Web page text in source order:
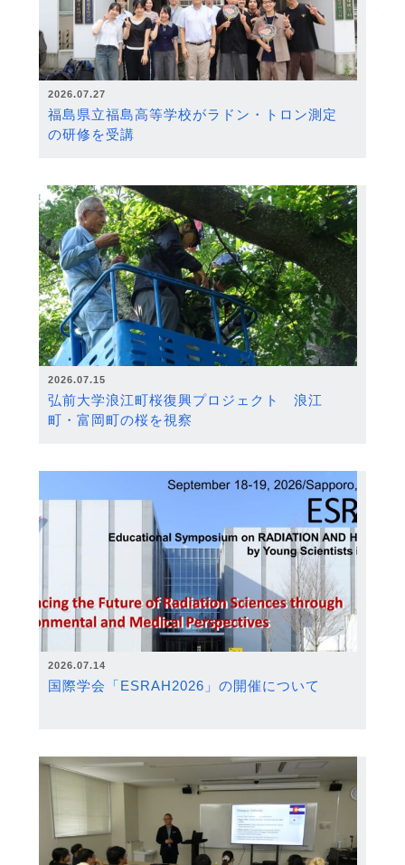
2026.07.27
福島県立福島高等学校がラドン・トロン測定
の研修を受講
2026.07.15
弘前大学浪江町桜復興プロジェクト 浪江
町・富岡町の桜を視察
2026.07.14
国際学会「ESRAH2026」の開催について